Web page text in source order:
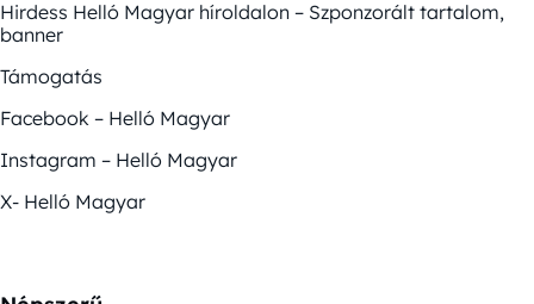
Hirdess Helló Magyar híroldalon – Szponzorált tartalom,
banner
Támogatás
Facebook – Helló Magyar
Instagram – Helló Magyar
X- Helló Magyar